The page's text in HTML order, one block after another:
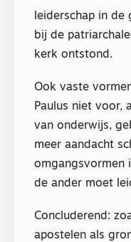
leiderschap in de
bij de
kerk ontstond.
Ook vaste
Paulus niet voor,
van onderwijs,
meer aandacht
omgangsvormen
de ander moet
Concluderend:
apostelen als